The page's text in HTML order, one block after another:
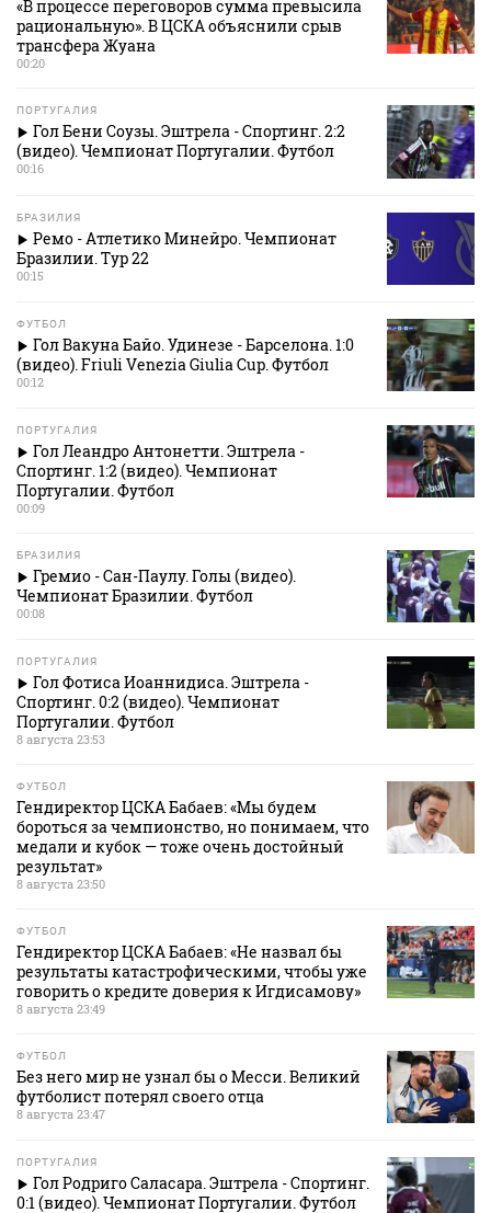
«В процессе переговоров сумма превысила
рациональную». В ЦСКА объяснили срыв
трансфера Жуана
00:20
ПОРТУГАЛИЯ
Гол Бени Соузы. Эштрела - Спортинг. 2:2
(видео). Чемпионат Португалии. Футбол
00:16
БРАЗИЛИЯ
Ремо - Атлетико Минейро. Чемпионат
Бразилии. Тур 22
00:15
ФУТБОЛ
Гол Вакуна Байо. Удинезе - Барселона. 1:0
(видео). Friuli Venezia Giulia Cup. Футбол
00:12
ПОРТУГАЛИЯ
Гол Леандро Антонетти. Эштрела -
Спортинг. 1:2 (видео). Чемпионат
Португалии. Футбол
00:09
БРАЗИЛИЯ
Гремио - Сан-Паулу. Голы (видео).
Чемпионат Бразилии. Футбол
00:08
ПОРТУГАЛИЯ
Гол Фотиса Иоаннидиса. Эштрела -
Спортинг. 0:2 (видео). Чемпионат
Португалии. Футбол
8 августа 23:53
ФУТБОЛ
Гендиректор ЦСКА Бабаев: «Мы будем
бороться за чемпионство, но понимаем, что
медали и кубок — тоже очень достойный
результат»
8 августа 23:50
ФУТБОЛ
Гендиректор ЦСКА Бабаев: «Не назвал бы
результаты катастрофическими, чтобы уже
говорить о кредите доверия к Игдисамову»
8 августа 23:49
ФУТБОЛ
Без него мир не узнал бы о Месси. Великий
футболист потерял своего отца
8 августа 23:47
ПОРТУГАЛИЯ
Гол Родриго Саласара. Эштрела - Спортинг.
0:1 (видео). Чемпионат Португалии. Футбол